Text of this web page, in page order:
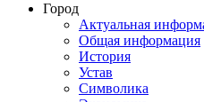
Город
Актуальная
Общая информация
История
Устав
Символика